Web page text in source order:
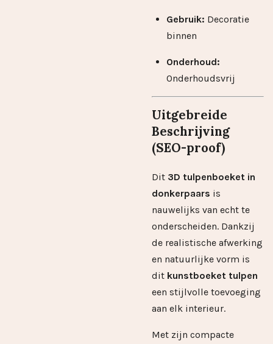
Gebruik: Decoratie
binnen
Onderhoud:
Onderhoudsvrij
Uitgebreide
Beschrijving
(SEO-proof)
Dit 3D tulpenboeket in
donkerpaars is
nauwelijks van echt te
onderscheiden. Dankzij
de realistische afwerking
en natuurlijke vorm is
dit kunstboeket tulpen
een stijlvolle toevoeging
aan elk interieur.
Met zijn compacte